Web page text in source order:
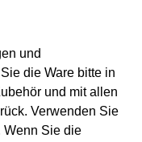
und
die Ware bitte in
und mit allen
Verwenden Sie
Wenn Sie die